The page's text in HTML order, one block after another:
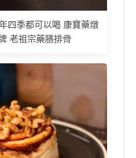
四季都可以喝 康寶藥燉
老祖宗藥膳排骨